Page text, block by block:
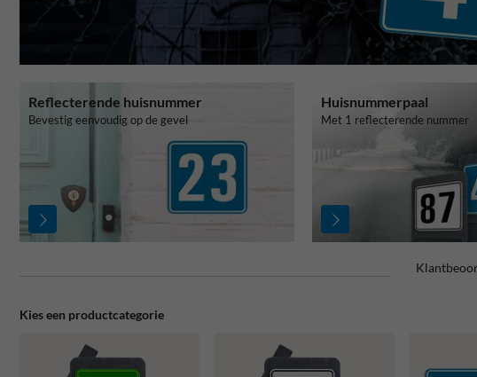
Reflecterende huisnummer
Bevestig eenvoudig op de gevel
Huisnummerpaal
Met 1 reflecterende nummer
Kies een productcategorie